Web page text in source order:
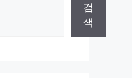
검
색